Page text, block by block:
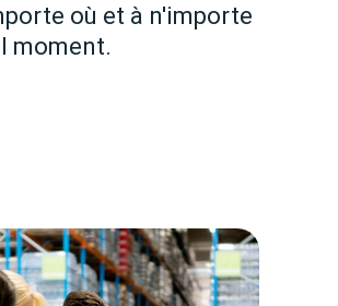
où et à n'importe
moment.